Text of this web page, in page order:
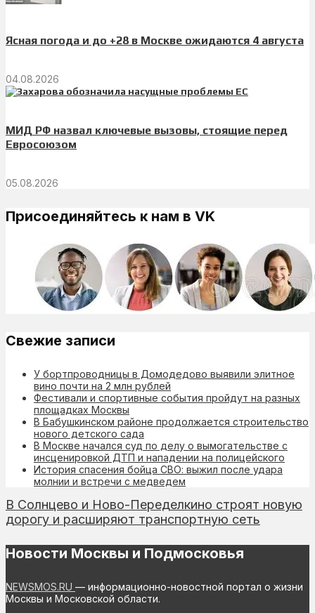
Ясная погода и до +28 в Москве ожидаются 4 августа
04.08.2026
МИД РФ назвал ключевые вызовы, стоящие перед
Евросоюзом
05.08.2026
Присоединяйтесь к нам в VK
Свежие записи
У бортпроводницы в Домодедово выявили элитное
вино почти на 2 млн рублей
Фестивали и спортивные события пройдут на разных
площадках Москвы
В Бабушкинском районе продолжается строительство
нового детского сада
В Москве начался суд по делу о вымогательстве с
инсценировкой ДТП и нападении на полицейского
История спасения бойца СВО: выжил после удара
молнии и встречи с медведем
В Солнцево и Ново-Переделкино строят новую
дорогу и расширяют транспортную сеть
Новости Москвы и Подмосковья
NEWSMOS.RU — информационно-новостной портал о жизни
Москвы и Московской области.